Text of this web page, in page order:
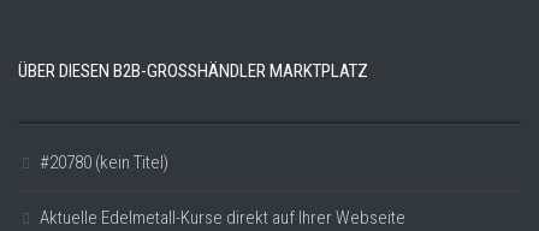
ÜBER DIESEN B2B-GROSSHÄNDLER MARKTPLATZ
#20780 (kein Titel)
Aktuelle Edelmetall-Kurse direkt auf Ihrer Webseite